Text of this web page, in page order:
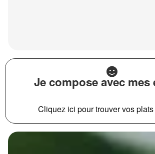
Je compose avec mes
Cliquez ici pour trouver vos